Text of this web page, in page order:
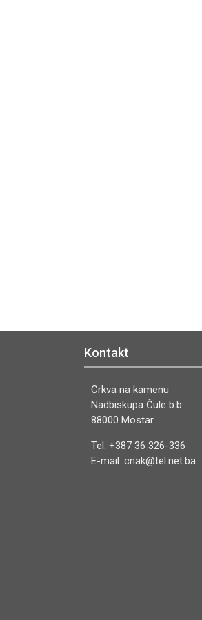
Kontakt
Crkva na kamenu
Nadbiskupa Čule b.b.
88000 Mostar
Tel. +387 36 326-336
E-mail: cnak@tel.net.ba